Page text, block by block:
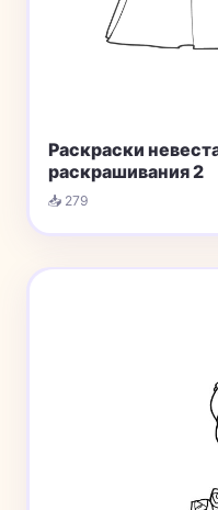
Раскраски
раскрашивания 2
📥 279